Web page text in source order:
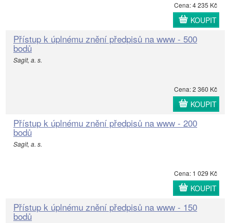
Cena: 4 235 Kč
KOUPIT
Přístup k úplnému znění předpisů na www - 500
bodů
Sagit, a. s.
Cena: 2 360 Kč
KOUPIT
Přístup k úplnému znění předpisů na www - 200
bodů
Sagit, a. s.
Cena: 1 029 Kč
KOUPIT
Přístup k úplnému znění předpisů na www - 150
bodů